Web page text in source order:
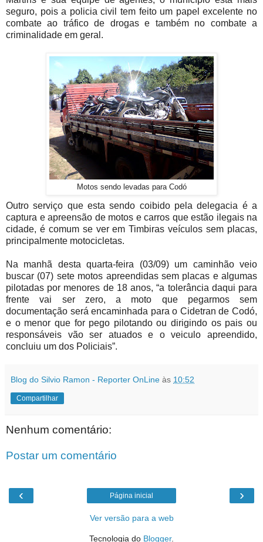
seguro, pois a policia civil tem feito um papel excelente no
combate ao tráfico de drogas e também no combate a
criminalidade em geral.
Motos sendo levadas para Codó
Outro serviço que esta sendo coibido pela delegacia é a
captura e apreensão de motos e carros que estão ilegais na
cidade, é comum se ver em Timbiras veículos sem placas,
principalmente motocicletas.
Na manhã desta quarta-feira (03/09) um caminhão veio
buscar (07) sete motos apreendidas sem placas e algumas
pilotadas por menores de 18 anos, “a tolerância daqui para
frente vai ser zero, a moto que pegarmos sem
documentação será encaminhada para o Cidetran de Codó,
e o menor que for pego pilotando ou dirigindo os pais ou
responsáveis vão ser atuados e o veiculo apreendido,
concluiu um dos Policiais”.
Blog do Silvio Ramon - Reporter OnLine às 10:52
Compartilhar
Nenhum comentário:
Postar um comentário
‹ ›
Página inicial
Ver versão para a web
Tecnologia do Blogger.